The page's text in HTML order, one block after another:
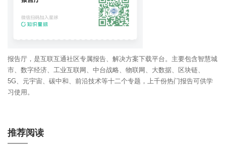
报告厅，是互联互通社区专属报告、解决方案下载平台。主要包含智慧城
市、数字经济、工业互联网、中台战略、物联网、大数据、区块链、
5G、元宇宙、碳中和、前沿技术等十二个专题，上千份热门报告可供学
习使用。
推荐阅读